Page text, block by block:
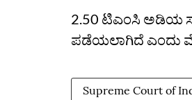
2.50 ಟಿಎಂಸಿ ಅಡಿಯ
ಪಡೆಯಲಾಗಿದೆ ಎಂದು
Supreme Court of